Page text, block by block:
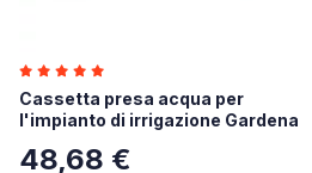
Cassetta presa acqua per
l'impianto di irrigazione Gardena
48,68 €